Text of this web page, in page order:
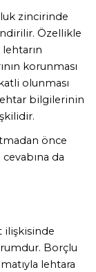
zincirinde
Özellikle
korunması
olunması
bilgilerinin
önce
da
ilişkisinde
Borçlu
lehtara